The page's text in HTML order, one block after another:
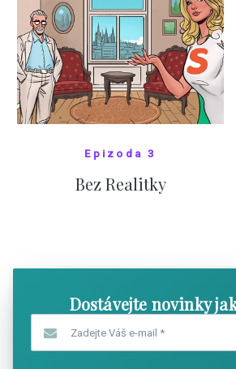
Epizoda 3
Bez Realitky
Dostávejte novinky